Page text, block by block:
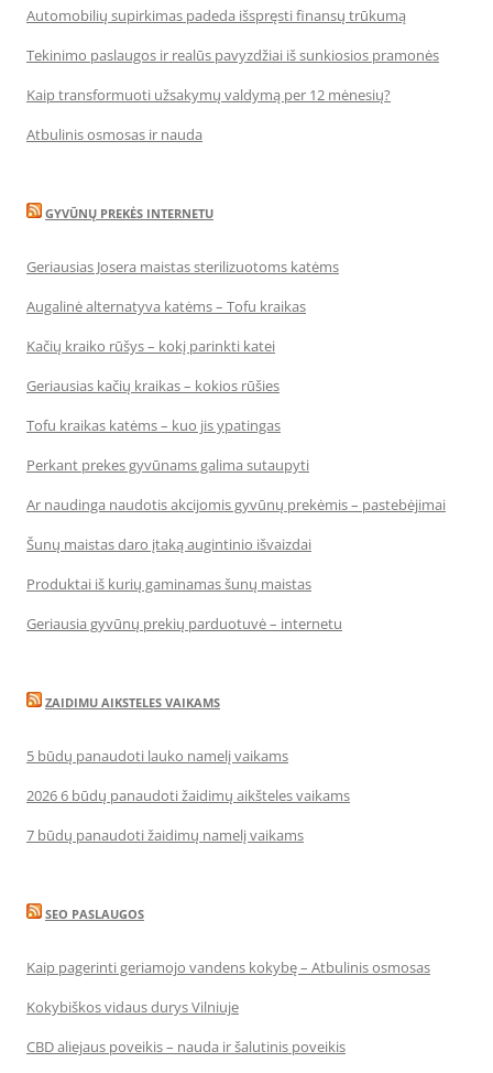
Automobilių supirkimas padeda išspręsti finansų trūkumą
Tekinimo paslaugos ir realūs pavyzdžiai iš sunkiosios pramonės
Kaip transformuoti užsakymų valdymą per 12 mėnesių?
Atbulinis osmosas ir nauda
GYVŪNŲ PREKĖS INTERNETU
Geriausias Josera maistas sterilizuotoms katėms
Augalinė alternatyva katėms – Tofu kraikas
Kačių kraiko rūšys – kokį parinkti katei
Geriausias kačių kraikas – kokios rūšies
Tofu kraikas katėms – kuo jis ypatingas
Perkant prekes gyvūnams galima sutaupyti
Ar naudinga naudotis akcijomis gyvūnų prekėmis – pastebėjimai
Šunų maistas daro įtaką augintinio išvaizdai
Produktai iš kurių gaminamas šunų maistas
Geriausia gyvūnų prekių parduotuvė – internetu
ZAIDIMU AIKSTELES VAIKAMS
5 būdų panaudoti lauko namelį vaikams
2026 6 būdų panaudoti žaidimų aikšteles vaikams
7 būdų panaudoti žaidimų namelį vaikams
SEO PASLAUGOS
Kaip pagerinti geriamojo vandens kokybę – Atbulinis osmosas
Kokybiškos vidaus durys Vilniuje
CBD aliejaus poveikis – nauda ir šalutinis poveikis